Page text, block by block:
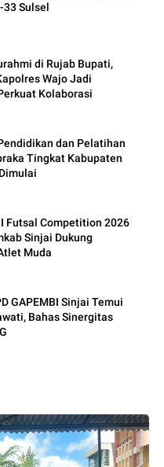
33 Sulsel
di Rujab Bupati,
Wajo Jadi
Kolaborasi
dan Pelatihan
Tingkat Kabupaten
Futsal Competition 2026
Sinjai Dukung
Muda
GAPEMBI Sinjai Temui
Bahas Sinergitas